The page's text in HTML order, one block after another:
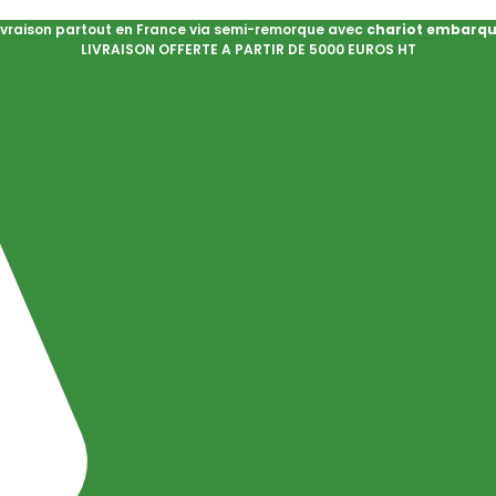
partout en France via semi-remorque avec chariot
LIVRAISON OFFERTE A PARTIR DE 5000 EUROS HT